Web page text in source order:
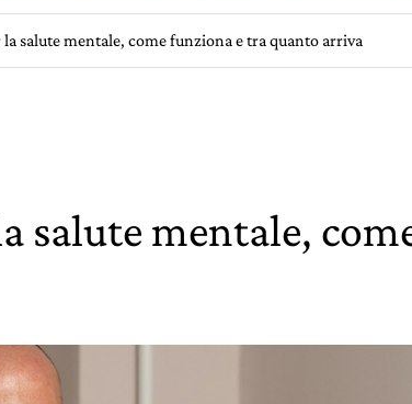
la salute mentale, come funziona e tra quanto arriva
salute mentale,